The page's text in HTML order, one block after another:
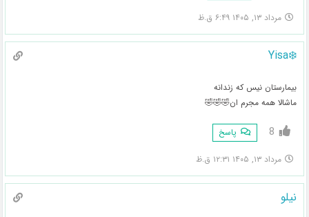
مرداد ۱۳, ۱۴۰۵ ۶:۴۹ ق.ظ
❄️Yisa
بیمارستان نیس که زندانه
ماشالا همه مجرم ان🤣🤣🤣
8 پاسخ
مرداد ۱۳, ۱۴۰۵ ۱۲:۳۱ ق.ظ
نیلو